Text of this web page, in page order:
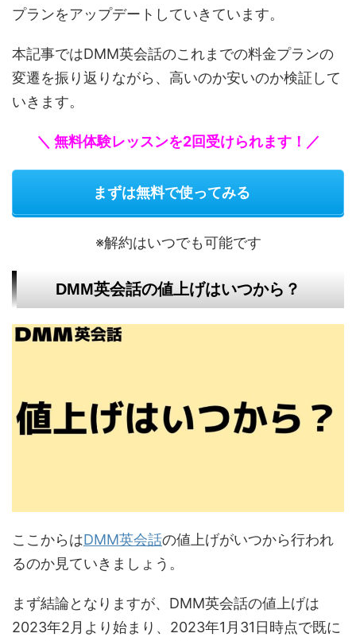
プランをアップデートしていきています。
本記事ではDMM英会話のこれまでの料金プランの
変遷を振り返りながら、高いのか安いのか検証して
いきます。
＼ 無料体験レッスンを2回受けられます！／
まずは無料で使ってみる
※解約はいつでも可能です
DMM英会話の値上げはいつから？
ここからはDMM英会話の値上げがいつから行われ
るのか見ていきましょう。
まず結論となりますが、DMM英会話の値上げは
2023年2月より始まり、2023年1月31日時点で既に